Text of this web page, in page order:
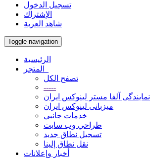
تسجيل الدخول
الإشتراك
شاهد العربة
Toggle navigation
الرئيسية
تصفح الكل
-----
نمایندگی آلفا مستر لینوکس ایران
میزبانی لینوکس ایران
خدمات جانبي
طراحي وب سايت
تسجيل نطاق جديد
نقل نطاق إلينا
أخبار وإعلانات